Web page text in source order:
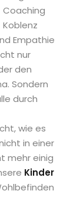
Empathie
nur
den
Sondern
durch
wie es
in einer
mehr einig
Kinder